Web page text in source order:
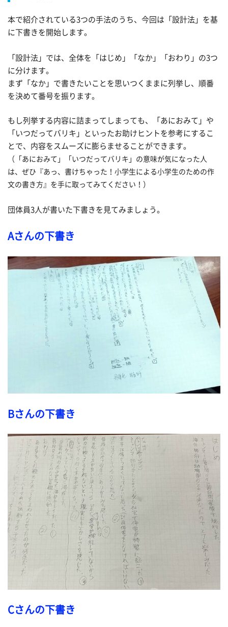
本で紹介されている3つの手法のうち、今回は「設計法」を基
に下書きを開始します。
「設計法」では、全体を「はじめ」「なか」「おわり」の3つ
に分けます。
まず「なか」で書きたいことを思いつくままに列挙し、順番
を決めて番号を振ります。
もし列挙する内容に詰まってしまっても、「あにおみて」や
「いつだってバリキ」といったお助けヒントを参考にするこ
とで、内容をスムーズに膨らませることができます。
（「あにおみて」「いつだってバリキ」の意味が気になった人
は、ぜひ『あっ、書けちゃった！小学生による小学生のための作
文の書き方』を手に取ってみてください！）
団体員3人が書いた下書きを見てみましょう。
Aさんの下書き
Bさんの下書き
Cさんの下書き